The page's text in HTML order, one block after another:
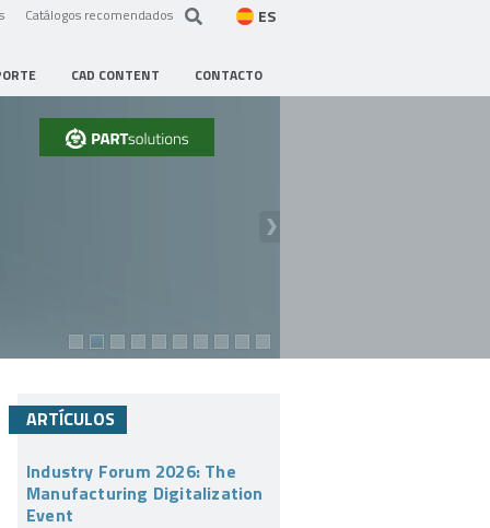
Catálogos recomendados ES
CAD CONTENT CONTACTO
ARTÍCULOS
Industry Forum 2026: The
Manufacturing Digitalization
Event